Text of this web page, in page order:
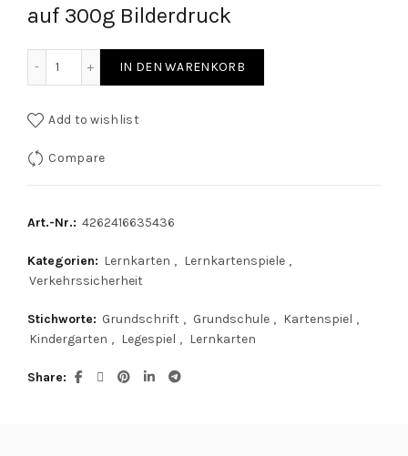
auf 300g Bilderdruck
IN DEN WARENKORB
Add to wishlist
Compare
Art.-Nr.: 4262416635436
Kategorien: Lernkarten , Lernkartenspiele ,
Verkehrssicherheit
Stichworte: Grundschrift , Grundschule , Kartenspiel ,
Kindergarten , Legespiel , Lernkarten
Share